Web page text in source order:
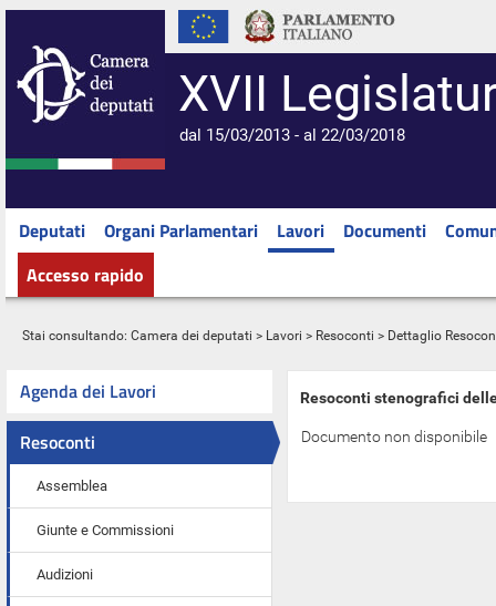
XVII
dal 15/03/2013 - al 22/03/2018
Deputati Organi Parlamentari Lavori Documenti
Accesso rapido
Stai consultando: Camera dei deputati > Lavori > Resoconti > Dettaglio
Agenda dei Lavori
Resoconti
Assemblea
Giunte e Commissioni
Audizioni
Resoconti stenografici
Documento non disponibile